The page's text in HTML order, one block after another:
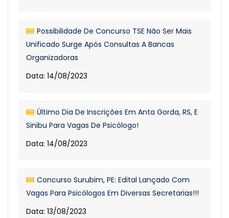
Possibilidade De Concurso TSE Não Ser Mais
Unificado Surge Após Consultas A Bancas
Organizadoras
Data: 14/08/2023
Último Dia De Inscrições Em Anta Gorda, RS, E
Sinibu Para Vagas De Psicólogo!
Data: 14/08/2023
Concurso Surubim, PE: Edital Lançado Com
Vagas Para Psicólogos Em Diversas Secretarias!!!
Data: 13/08/2023